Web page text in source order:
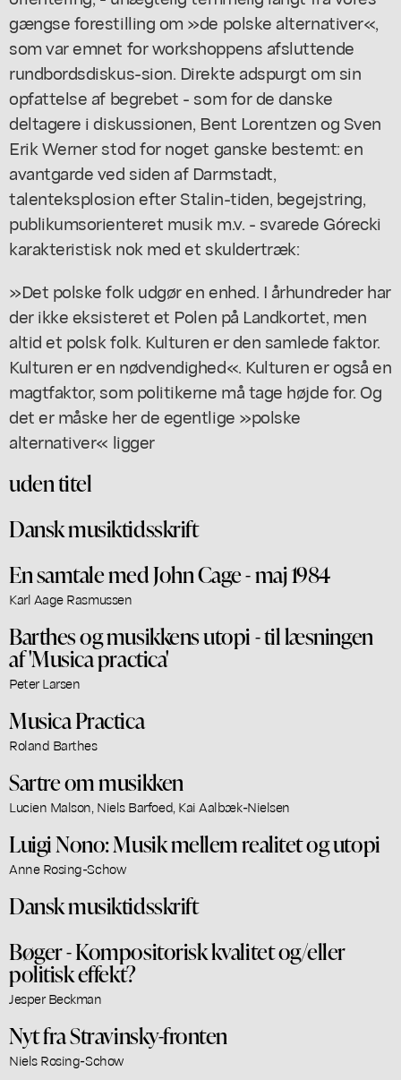
gængse forestilling om »de polske alternativer«,
som var emnet for workshoppens afsluttende
rundbordsdiskus-sion. Direkte adspurgt om sin
opfattelse af begrebet - som for de danske
deltagere i diskussionen, Bent Lorentzen og Sven
Erik Werner stod for noget ganske bestemt: en
avantgarde ved siden af Darmstadt,
talenteksplosion efter Stalin-tiden, begejstring,
publikumsorienteret musik m.v. - svarede Górecki
karakteristisk nok med et skuldertræk:
»Det polske folk udgør en enhed. I århundreder har
der ikke eksisteret et Polen på Landkortet, men
altid et polsk folk. Kulturen er den samlede faktor.
Kulturen er en nødvendighed«. Kulturen er også en
magtfaktor, som politikerne må tage højde for. Og
det er måske her de egentlige »polske
alternativer« ligger
uden titel
Dansk musiktidsskrift
En samtale med John Cage - maj 1984
Karl Aage Rasmussen
Barthes og musikkens utopi - til læsningen
af 'Musica practica'
Peter Larsen
Musica Practica
Roland Barthes
Sartre om musikken
Lucien Malson, Niels Barfoed, Kai Aalbæk-Nielsen
Luigi Nono: Musik mellem realitet og utopi
Anne Rosing-Schow
Dansk musiktidsskrift
Bøger - Kompositorisk kvalitet og/eller
politisk effekt?
Jesper Beckman
Nyt fra Stravinsky-fronten
Niels Rosing-Schow